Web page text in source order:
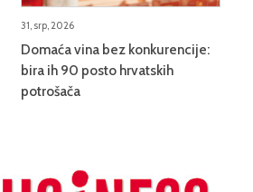
31, srp, 2026
Domaća vina bez konkurencije:
bira ih 90 posto hrvatskih
potrošača